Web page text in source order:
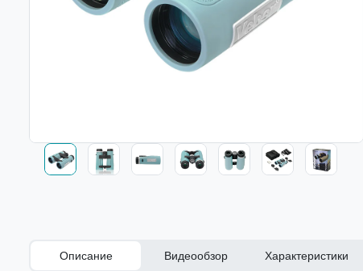
Описание Видеообзор Характеристики